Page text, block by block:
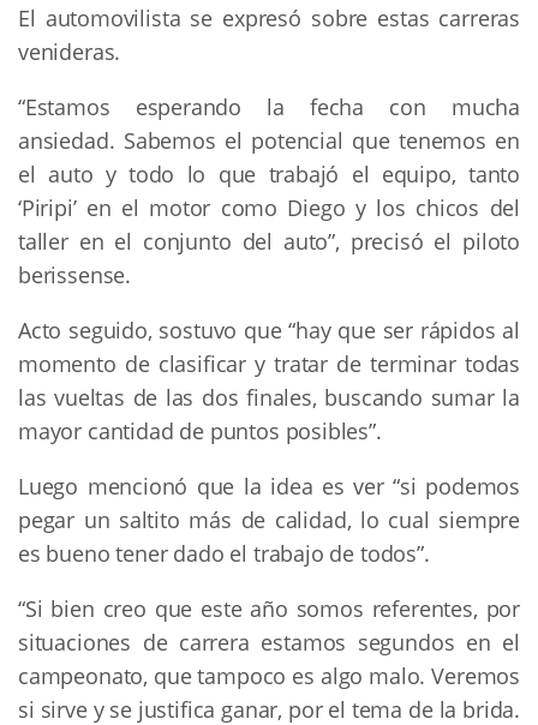
El automovilista se expresó sobre estas carreras
venideras.
“Estamos esperando la fecha con mucha
ansiedad. Sabemos el potencial que tenemos en
el auto y todo lo que trabajó el equipo, tanto
‘Piripi’ en el motor como Diego y los chicos del
taller en el conjunto del auto”, precisó el piloto
berissense.
Acto seguido, sostuvo que “hay que ser rápidos al
momento de clasificar y tratar de terminar todas
las vueltas de las dos finales, buscando sumar la
mayor cantidad de puntos posibles”.
Luego mencionó que la idea es ver “si podemos
pegar un saltito más de calidad, lo cual siempre
es bueno tener dado el trabajo de todos”.
“Si bien creo que este año somos referentes, por
situaciones de carrera estamos segundos en el
campeonato, que tampoco es algo malo. Veremos
si sirve y se justifica ganar, por el tema de la brida.